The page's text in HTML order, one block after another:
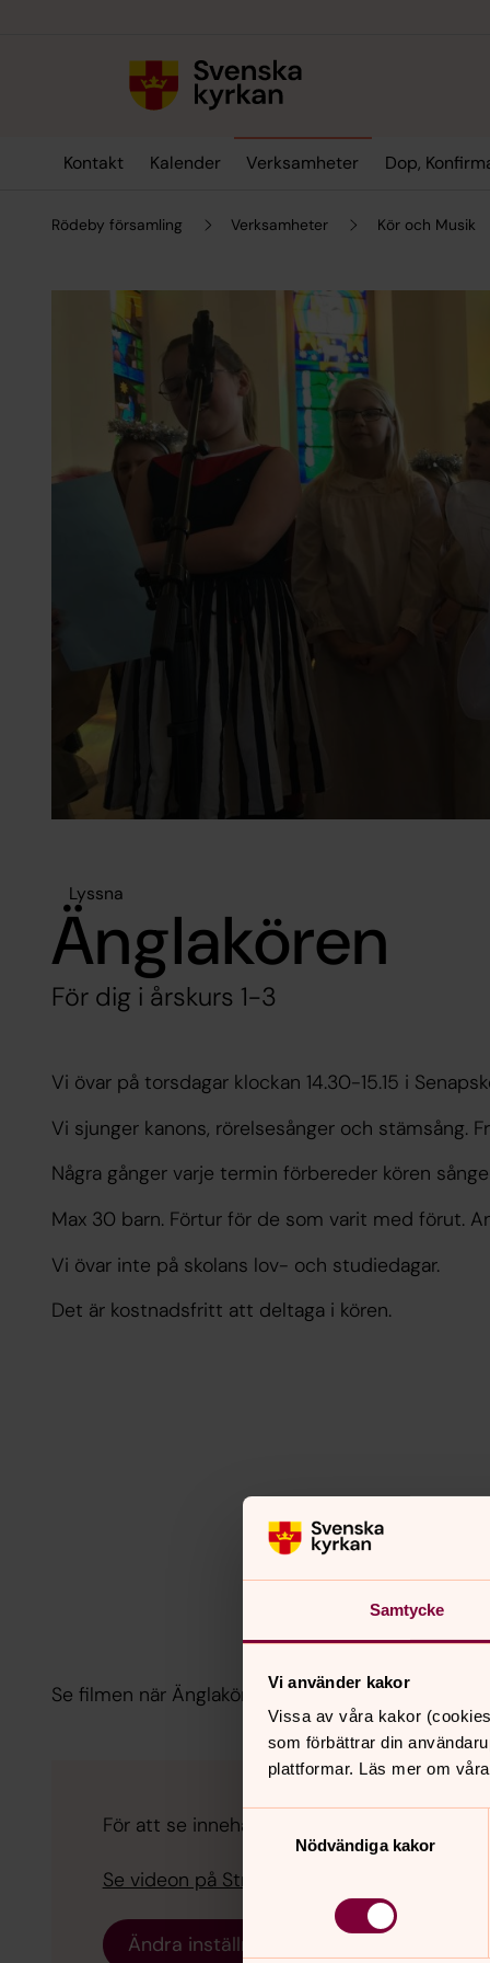
Samtycke
Vi använder kakor
Vissa av våra kakor
som förbättrar din
plattformar. Läs mer om
Samtyckesval
Nödvändiga kakor
Kontakt Kalender Verksamheter Dop,
Rödeby församling Verksamheter Kör och Musik
Lyssna
Änglakören
För dig i årskurs 1-3
Vi övar på torsdagar klockan 14.30-15.15 i
Vi sjunger kanons, rörelsesånger och stämsång.
Några gånger varje termin förbereder kören
Max 30 barn. Förtur för de som varit med förut.
Vi övar inte på skolans lov- och studiedagar.
Det är kostnadsfritt att deltaga i kören.
Se filmen när Änglakören sjunger sånger om
För att se innehållet behöver du acceptera
Se videon på Streamio i stället.
Ändra inställningar